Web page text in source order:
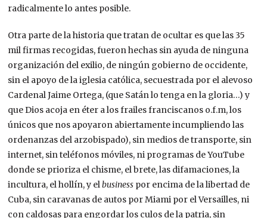
radicalmente lo antes posible.
Otra parte de la historia que tratan de ocultar es que las 35
mil firmas recogidas, fueron hechas sin ayuda de ninguna
organización del exilio, de ningún gobierno de occidente,
sin el apoyo de la iglesia católica, secuestrada por el alevoso
Cardenal Jaime Ortega, (que Satán lo tenga en la gloria…) y
que Dios acoja en éter a los frailes franciscanos o.f.m, los
únicos que nos apoyaron abiertamente incumpliendo las
ordenanzas del arzobispado), sin medios de transporte, sin
internet, sin teléfonos móviles, ni programas de YouTube
donde se prioriza el chisme, el brete, las difamaciones, la
incultura, el hollín, y elbusiness por encima de la libertad de
Cuba, sin caravanas de autos por Miami por el Versailles, ni
con caldosas para engordar los culos de la patria, sin